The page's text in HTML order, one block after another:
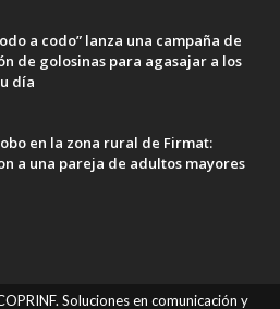
a codo” lanza una campaña de
de golosinas para agasajar a los
día
en la zona rural de Firmat:
a una pareja de adultos mayores
Soluciones en comunicación y